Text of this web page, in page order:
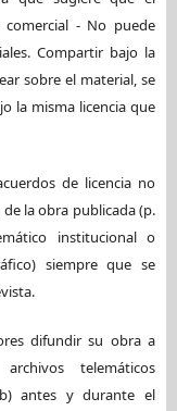
- No puede
Compartir bajo la
sobre el material, se
la misma licencia que
de licencia no
la obra publicada (p.
institucional o
siempre que se
difundir su obra a
telemáticos
antes y durante el